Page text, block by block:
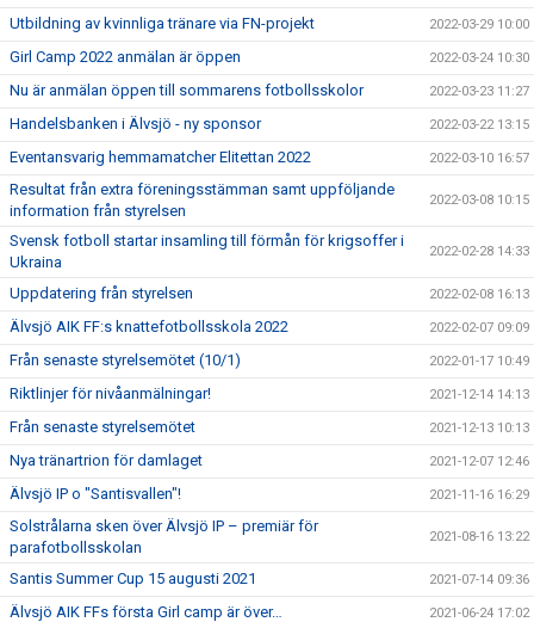
Utbildning av kvinnliga tränare via FN-projekt 2022-03-29 10:00
Girl Camp 2022 anmälan är öppen 2022-03-24 10:30
Nu är anmälan öppen till sommarens fotbollsskolor 2022-03-23 11:27
Handelsbanken i Älvsjö - ny sponsor 2022-03-22 13:15
Eventansvarig hemmamatcher Elitettan 2022 2022-03-10 16:57
Resultat från extra föreningsstämman samt uppföljande
information från styrelsen
2022-03-08 10:15
Svensk fotboll startar insamling till förmån för krigsoffer i
Ukraina
2022-02-28 14:33
Uppdatering från styrelsen 2022-02-08 16:13
Älvsjö AIK FF:s knattefotbollsskola 2022 2022-02-07 09:09
Från senaste styrelsemötet (10/1) 2022-01-17 10:49
Riktlinjer för nivåanmälningar! 2021-12-14 14:13
Från senaste styrelsemötet 2021-12-13 10:13
Nya tränartrion för damlaget 2021-12-07 12:46
Älvsjö IP o "Santisvallen"! 2021-11-16 16:29
Solstrålarna sken över Älvsjö IP – premiär för
parafotbollsskolan
2021-08-16 13:22
Santis Summer Cup 15 augusti 2021 2021-07-14 09:36
Älvsjö AIK FFs första Girl camp är över… 2021-06-24 17:02